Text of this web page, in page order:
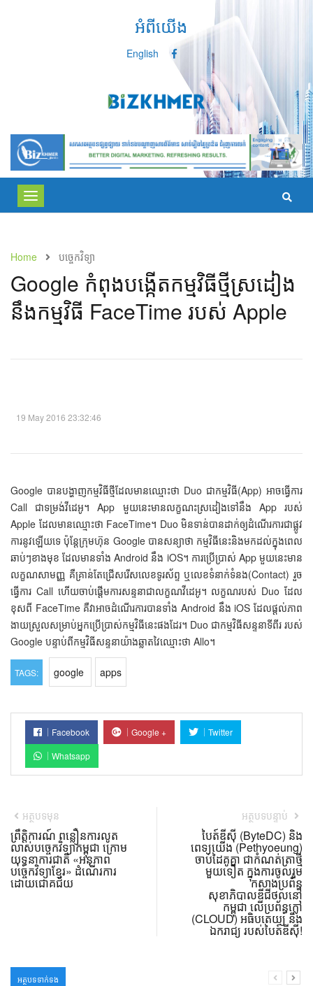
អំពីយើង
English
Toggle
navigation
Home បច្ចេកវិទ្យា
Google កំពុង​បង្កើត​កម្មវិធី​ថ្មី​ស្រដៀង​
នឹង​កម្មវិធី​ FaceTime របស់​ Apple​
19 May 2016 23:32:46
Google បានបង្ហាញកម្មវិធីថ្មីដែលមានឈ្មោះថា Duo ជាកម្មវិធី(App) អាចធ្វើការ
Call ជាទម្រង់វីដេអូ។ App មួយនេះមានលក្ខណះស្រដៀងទៅនឹង App របស់
Apple ដែលមានឈ្មោះថា FaceTime។ Duo មិនទាន់បានដាក់ឲ្យដំណើរការជាផ្លូវ
ការនូវឡើយទេ ប៉ុន្តែក្រុមហ៊ុន Google បានសន្យាថា កម្មវិធីនេះនិងមកដល់ក្នុងពេល
ឆាប់ៗខាងមុខ ដែលមានទាំង Android នឹង iOS។ ការប្រើប្រាស់ App មួយនេះមាន
លក្ខណសាមញ្ញ គឺគ្រាន់តែជ្រើសរើសលេខទូរស័ព្ទ ឬលេខទំនាក់ទំនង(Contact) រួច
ធ្វើការ Call ហើយចាប់ផ្តើមការសន្ទនាជាលក្ខណវីដេអូ។ លក្ខណរបស់ Duo ដែល
ខុសពី FaceTime គឺវាអាចដំណើរការបានទាំង Android នឹង iOS ដែលផ្តល់ភាព
ងាយស្រួលសម្រាប់អ្នកប្រើប្រាស់កម្មវិធីនេះផងដែរ។ Duo ជាកម្មវិធីសន្ទនាទីពីរ របស់
Google បន្ទាប់ពីកម្មវិធីសន្ទនាយ៉ាងឆ្លាតវៃឈ្មោះថា Allo។
TAGS: google apps
Facebook Google +
Twitter
Whatsapp
អត្ថបទមុន
ព្រឹត្តិការណ៍ ពន្លឿនការលូត
លាស់បច្ចេកវិទ្យាកម្ពុជា ក្រោម
យុទ្ធនាការជាតិ «អនុភាព
បច្ចេកវិទ្យាខ្មែរ» ដំណើរការ
ដោយជោគជ័យ
អត្ថបទបន្ទាប់
បៃត៍ឌីស៊ី (ByteDC) និង
ពេទ្យយើង (Pethyoeung)
ចាប់ដៃគូគ្នា ជាកំណត់ត្រាថ្មី
មួយទៀត ក្នុងការចូលរួម
កសាងប្រព័ន្ធ
សុខាភិបាលឌីជីថល​នៅ
កម្ពុជា លើប្រព័ន្ធក្លៅ
(CLOUD) អធិបតេយ្យ និង
ឯករាជ្យ របស់បៃត៍ឌីស៊ី!
អត្ថបទទាក់ទង